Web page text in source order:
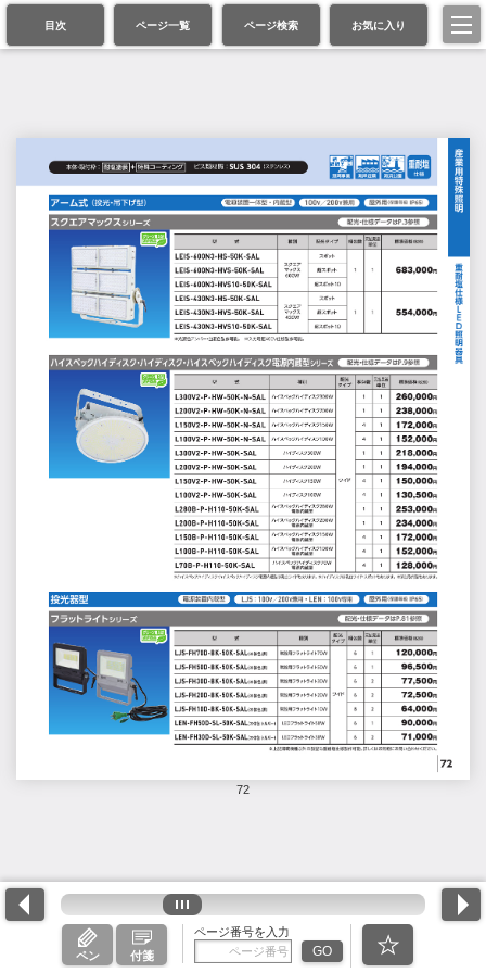
目次 ページ一覧 ページ検索 お気に入り
72
ペン 付箋
ページ番号を入力
GO